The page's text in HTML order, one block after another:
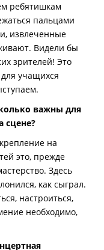
ребятишкам
пальцами
извлеченные
Видели бы
зрителей! Это
учащихся
важны для
сцене?
на
это, прежде
Здесь
как сыграл.
настроиться,
необходимо,